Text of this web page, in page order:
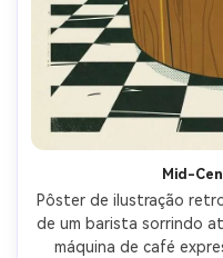
Mid-
Pôster de ilustração
de um barista sorrindo
máquina de café